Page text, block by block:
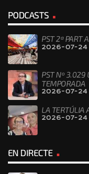
PODCASTS
PST 2ª PART
2026-07-24
PST Nº 3.029
TEMPORADA
2026-07-24
LA TERTÚLIA
2026-07-24
EN DIRECTE